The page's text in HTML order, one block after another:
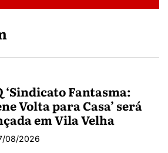
‘Sindicato Fantasma:
Volta para Casa’ será
em Vila Velha
08/2026